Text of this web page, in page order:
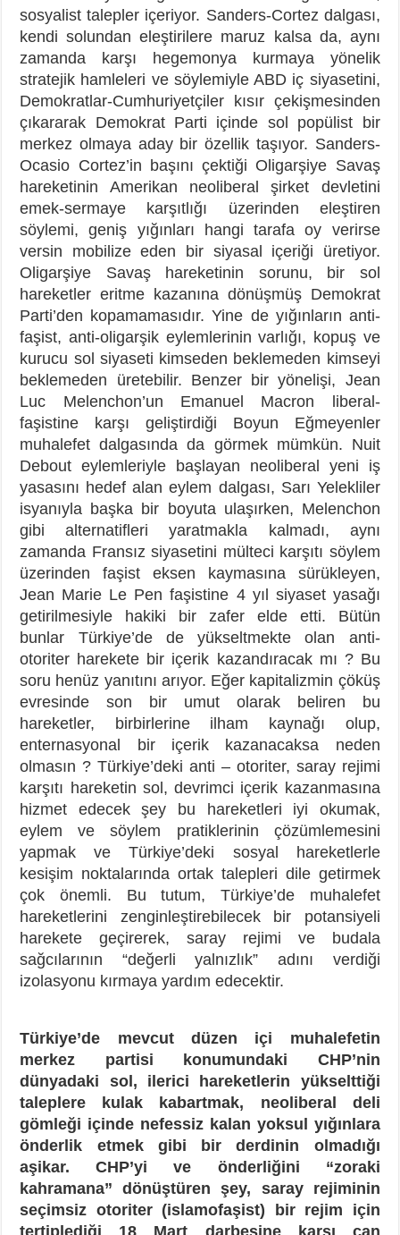
sosyalist talepler içeriyor. Sanders-Cortez dalgası,
kendi solundan eleştirilere maruz kalsa da, aynı
zamanda karşı hegemonya kurmaya yönelik
stratejik hamleleri ve söylemiyle ABD iç siyasetini,
Demokratlar-Cumhuriyetçiler kısır çekişmesinden
çıkararak Demokrat Parti içinde sol popülist bir
merkez olmaya aday bir özellik taşıyor. Sanders-
Ocasio Cortez’in başını çektiği Oligarşiye Savaş
hareketinin Amerikan neoliberal şirket devletini
emek-sermaye karşıtlığı üzerinden eleştiren
söylemi, geniş yığınları hangi tarafa oy verirse
versin mobilize eden bir siyasal içeriği üretiyor.
Oligarşiye Savaş hareketinin sorunu, bir sol
hareketler eritme kazanına dönüşmüş Demokrat
Parti’den kopamamasıdır. Yine de yığınların anti-
faşist, anti-oligarşik eylemlerinin varlığı, kopuş ve
kurucu sol siyaseti kimseden beklemeden kimseyi
beklemeden üretebilir. Benzer bir yönelişi, Jean
Luc Melenchon’un Emanuel Macron liberal-
faşistine karşı geliştirdiği Boyun Eğmeyenler
muhalefet dalgasında da görmek mümkün. Nuit
Debout eylemleriyle başlayan neoliberal yeni iş
yasasını hedef alan eylem dalgası, Sarı Yelekliler
isyanıyla başka bir boyuta ulaşırken, Melenchon
gibi alternatifleri yaratmakla kalmadı, aynı
zamanda Fransız siyasetini mülteci karşıtı söylem
üzerinden faşist eksen kaymasına sürükleyen,
Jean Marie Le Pen faşistine 4 yıl siyaset yasağı
getirilmesiyle hakiki bir zafer elde etti. Bütün
bunlar Türkiye’de de yükseltmekte olan anti-
otoriter harekete bir içerik kazandıracak mı ? Bu
soru henüz yanıtını arıyor. Eğer kapitalizmin çöküş
evresinde son bir umut olarak beliren bu
hareketler, birbirlerine ilham kaynağı olup,
enternasyonal bir içerik kazanacaksa neden
olmasın ? Türkiye’deki anti – otoriter, saray rejimi
karşıtı hareketin sol, devrimci içerik kazanmasına
hizmet edecek şey bu hareketleri iyi okumak,
eylem ve söylem pratiklerinin çözümlemesini
yapmak ve Türkiye’deki sosyal hareketlerle
kesişim noktalarında ortak talepleri dile getirmek
çok önemli. Bu tutum, Türkiye’de muhalefet
hareketlerini zenginleştirebilecek bir potansiyeli
harekete geçirerek, saray rejimi ve budala
sağcılarının “değerli yalnızlık” adını verdiği
izolasyonu kırmaya yardım edecektir.
Türkiye’de mevcut düzen içi muhalefetin
merkez partisi konumundaki CHP’nin
dünyadaki sol, ilerici hareketlerin yükselttiği
taleplere kulak kabartmak, neoliberal deli
gömleği içinde nefessiz kalan yoksul yığınlara
önderlik etmek gibi bir derdinin olmadığı
aşikar. CHP’yi ve önderliğini “zoraki
kahramana” dönüştüren şey, saray rejiminin
seçimsiz otoriter (islamofaşist) bir rejim için
tertiplediği 18 Mart darbesine karşı can